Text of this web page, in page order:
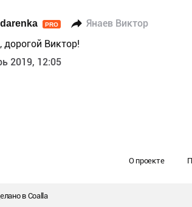
PRO Янаев Виктор
дорогой Виктор!
2019, 12:05
О проекте
вCoalla